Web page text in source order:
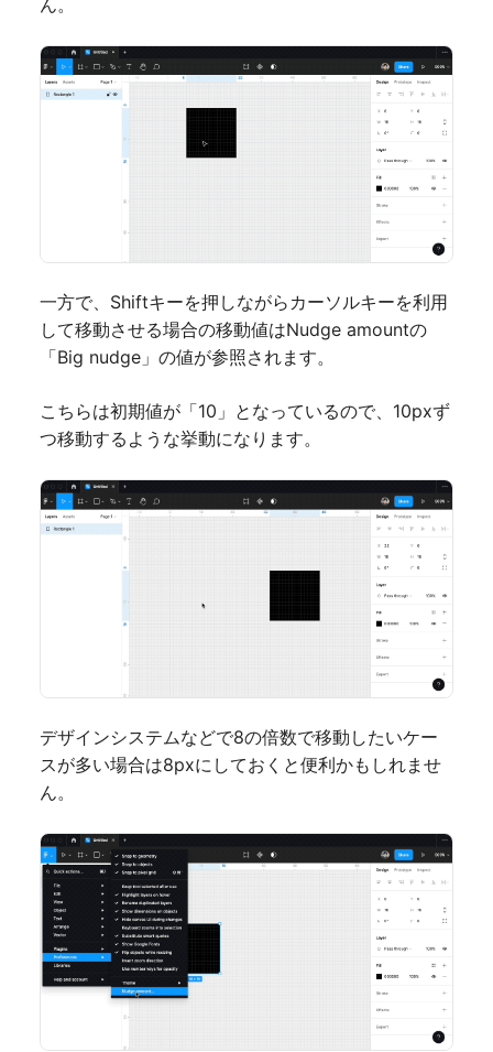
一方で、Shiftキーを押しながらカーソルキーを利用
して移動させる場合の移動値はNudge amountの
「Big nudge」の値が参照されます。
こちらは初期値が「10」となっているので、10pxず
つ移動するような挙動になります。
デザインシステムなどで8の倍数で移動したいケー
スが多い場合は8pxにしておくと便利かもしれませ
ん。